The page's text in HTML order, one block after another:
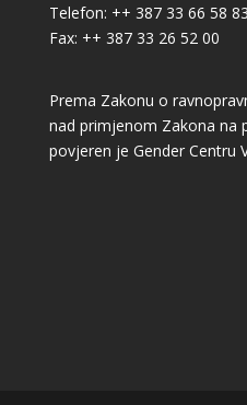
Telefon: ++ 387 33 66 58 83
Fax: ++ 387 33 26 52 00
Prema Zakonu o
nad primjenom Zakona na
povjeren je Gender Centru